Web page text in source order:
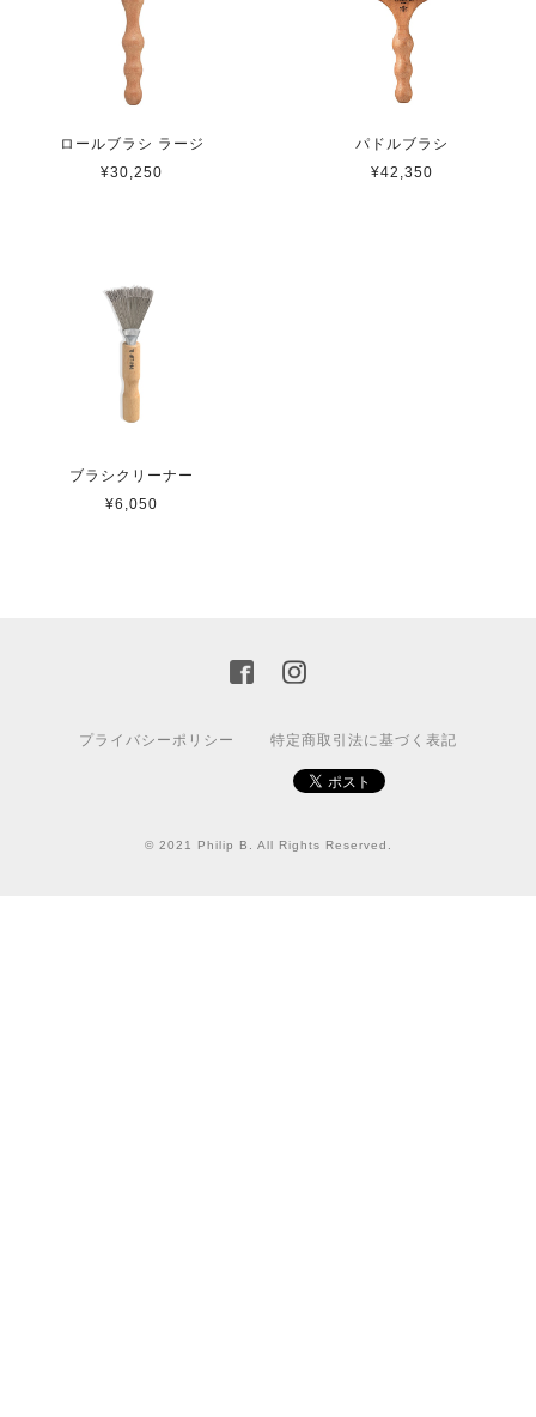
ロールブラシ ラージ
¥30,250
パドルブラシ
¥42,350
ブラシクリーナー
¥6,050
プライバシーポリシー 特定商取引法に基づく表記
© 2021 Philip B. All Rights Reserved.